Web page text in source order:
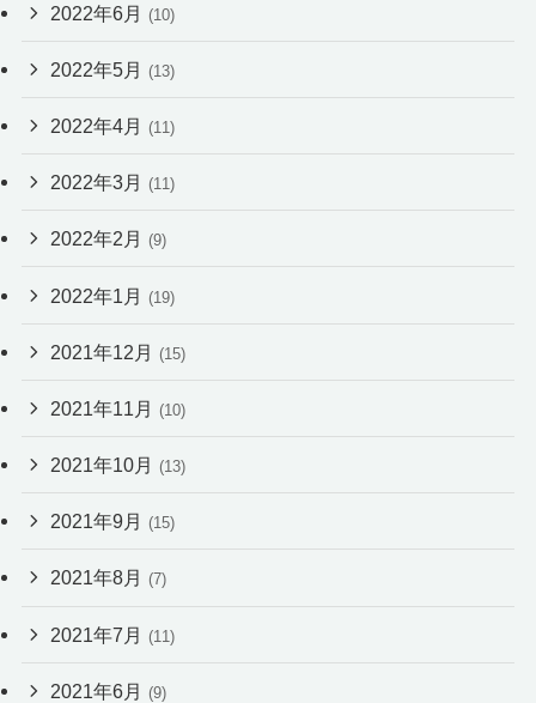
2022年6月 (10)
2022年5月 (13)
2022年4月 (11)
2022年3月 (11)
2022年2月 (9)
2022年1月 (19)
2021年12月 (15)
2021年11月 (10)
2021年10月 (13)
2021年9月 (15)
2021年8月 (7)
2021年7月 (11)
2021年6月 (9)